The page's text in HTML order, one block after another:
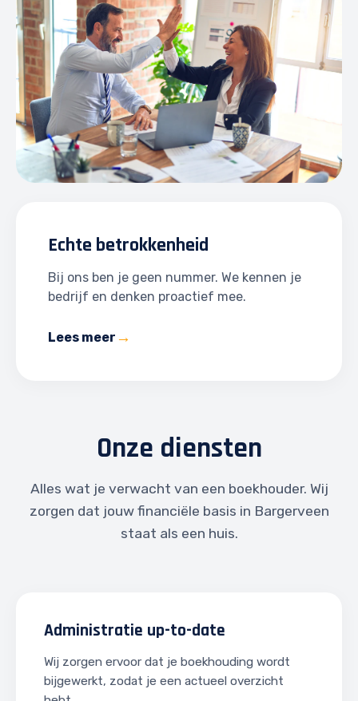
Echte betrokkenheid
Bij ons ben je geen nummer. We kennen je
bedrijf en denken proactief mee.
Lees meer
Onze diensten
Alles wat je verwacht van een boekhouder. Wij
zorgen dat jouw financiële basis in Bargerveen
staat als een huis.
Administratie up-to-date
Wij zorgen ervoor dat je boekhouding wordt
bijgewerkt, zodat je een actueel overzicht